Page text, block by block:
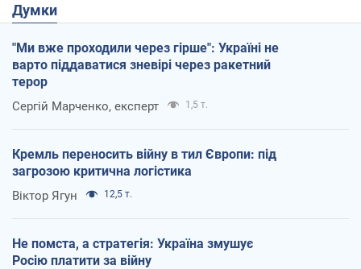
Думки
"Ми вже проходили через гірше": Україні не
варто піддаватися зневірі через ракетний
терор
Сергій Марченко, експерт 1,5 т.
Кремль переносить війну в тил Європи: під
загрозою критична логістика
Віктор Ягун 12,5 т.
Не помста, а стратегія: Україна змушує
Росію платити за війну